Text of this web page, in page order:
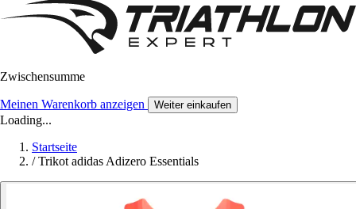
Zwischensumme
Meinen Warenkorb anzeigen Weiter einkaufen
Loading...
Startseite
/ Trikot adidas Adizero Essentials